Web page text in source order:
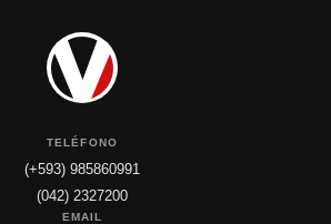
TELÉFONO
(+593) 985860991
(042) 2327200
EMAIL